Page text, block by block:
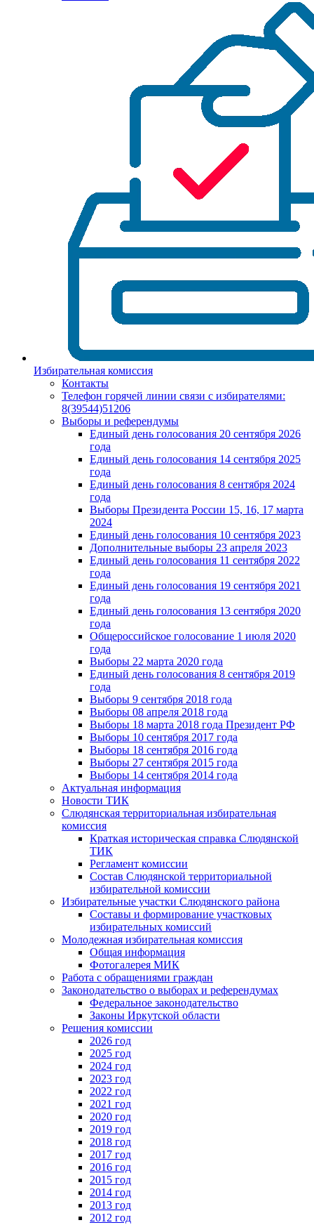
Избирательная комиссия
Контакты
Телефон горячей линии связи с избирателями:
8(39544)51206
Выборы и референдумы
Единый день голосования 20 сентября 2026
года
Единый день голосования 14 сентября 2025
года
Единый день голосования 8 сентября 2024
года
Выборы Президента России 15, 16, 17 марта
2024
Единый день голосования 10 сентября 2023
Дополнительные выборы 23 апреля 2023
Единый день голосования 11 сентября 2022
года
Единый день голосования 19 сентября 2021
года
Единый день голосования 13 сентября 2020
года
Общероссийское голосование 1 июля 2020
года
Выборы 22 марта 2020 года
Единый день голосования 8 сентября 2019
года
Выборы 9 сентября 2018 года
Выборы 08 апреля 2018 года
Выборы 18 марта 2018 года Президент РФ
Выборы 10 сентября 2017 года
Выборы 18 сентября 2016 года
Выборы 27 сентября 2015 года
Выборы 14 сентября 2014 года
Актуальная информация
Новости ТИК
Слюдянская территориальная избирательная
комиссия
Краткая историческая справка Слюдянской
ТИК
Регламент комиссии
Состав Слюдянской территориальной
избирательной комиссии
Избирательные участки Слюдянского района
Составы и формирование участковых
избирательных комиссий
Молодежная избирательная комиссия
Общая информация
Фотогалерея МИК
Работа с обращениями граждан
Законодательство о выборах и референдумах
Федеральное законодательство
Законы Иркутской области
Решения комиссии
2026 год
2025 год
2024 год
2023 год
2022 год
2021 год
2020 год
2019 год
2018 год
2017 год
2016 год
2015 год
2014 год
2013 год
2012 год